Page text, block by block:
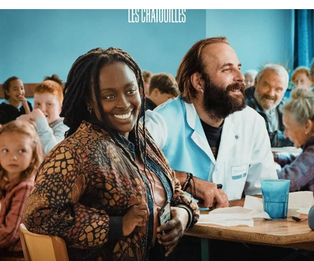
FILMS ET HORAIRES
ÉVÉNEMENTS
SCOLAIRES
PRATIQUE
RÉSERVATION
PROGRAMME